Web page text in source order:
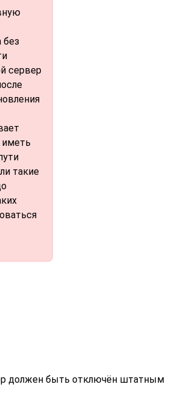
без
сервер
такие
должен быть отключён штатным